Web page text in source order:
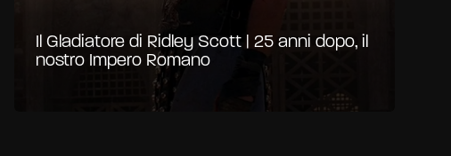
Il Gladiatore di Ridley Scott | 25 anni dopo, il
nostro Impero Romano